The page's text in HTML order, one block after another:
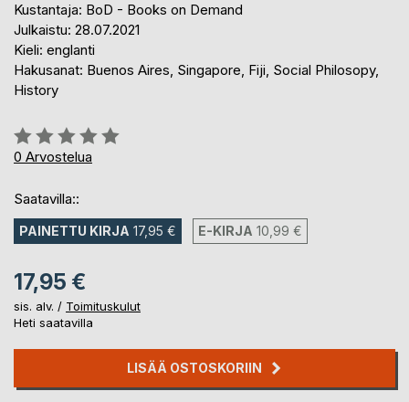
Kustantaja: BoD - Books on Demand
Julkaistu: 28.07.2021
Kieli: englanti
Hakusanat: Buenos Aires, Singapore, Fiji, Social Philosopy,
History
Arvostelu::
0%
0 Arvostelua
Saatavilla::
PAINETTU KIRJA 17,95 € E-KIRJA 10,99 €
17,95 €
sis. alv. / Toimituskulut
Heti saatavilla
LISÄÄ OSTOSKORIIN